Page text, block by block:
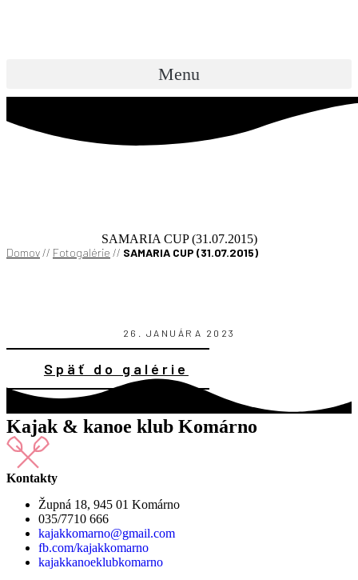
Menu
SAMARIA CUP (31.07.2015)
Domov // Fotogalérie // SAMARIA CUP (31.07.2015)
26. JANUÁRA 2023
Späť do galérie
Kajak & kanoe klub Komárno
Kontakty
Župná 18, 945 01 Komárno
035/7710 666
kajakkomarno@gmail.com
fb.com/kajakkomarno
kajakkanoeklubkomarno